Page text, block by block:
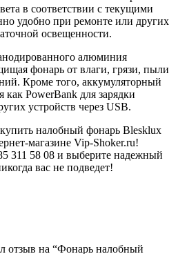
в соответствии с текущими
удобно при ремонте или других
освещенности.
алюминия
фонарь от влаги, грязи, пыли
Кроме того, аккумуляторный
как PowerBank для зарядки
устройств через USB.
налобный фонарь Blesklux
магазине Vip-Shoker.ru!
311 58 08 и выберите надежный
вас не подведет!
отзыв на “Фонарь налобный